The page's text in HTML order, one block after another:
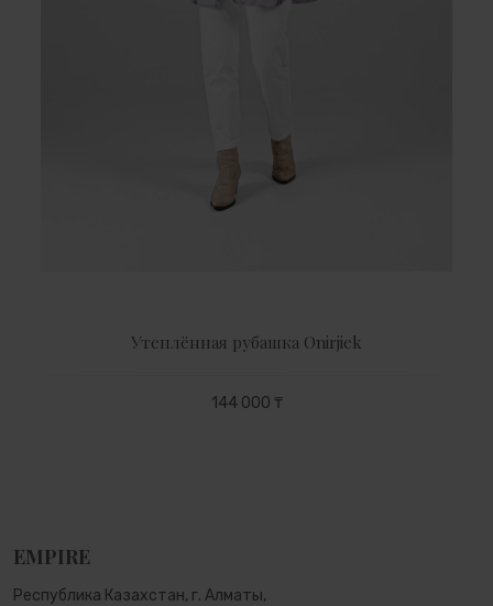
Утеплённая рубашка Оnirjіek
144 000 ₸
EMPIRE
Республика Казахстан, г. Алматы,